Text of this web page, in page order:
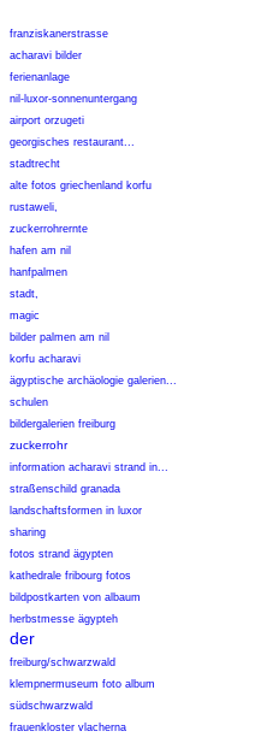
franziskanerstrasse
acharavi bilder
ferienanlage
nil-luxor-sonnenuntergang
airport orzugeti
georgisches restaurant...
stadtrecht
alte fotos griechenland korfu
rustaweli,
zuckerrohrernte
hafen am nil
hanfpalmen
stadt,
magic
bilder palmen am nil
korfu acharavi
ägyptische archäologie galerien...
schulen
bildergalerien freiburg
zuckerrohr
information acharavi strand in...
straßenschild granada
landschaftsformen in luxor
sharing
fotos strand ägypten
kathedrale fribourg fotos
bildpostkarten von albaum
herbstmesse ägypteh
der
freiburg/schwarzwald
klempnermuseum foto album
südschwarzwald
frauenkloster vlacherna